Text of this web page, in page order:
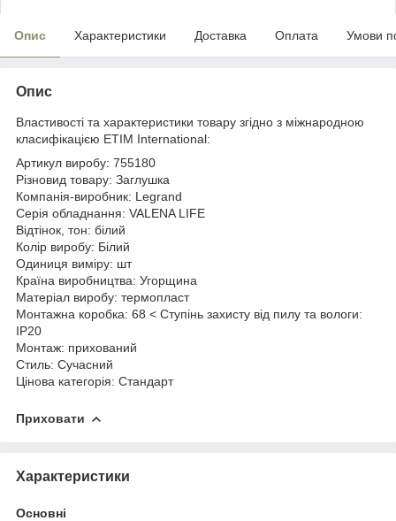
Опис Характеристики Доставка Оплата Умови
Опис
Властивості та характеристики товару згідно з міжнародною
класифікацією ETIM International:
Артикул виробу: 755180
Різновид товару: Заглушка
Компанія-виробник: Legrand
Серія обладнання: VALENA LIFE
Відтінок, тон: білий
Колір виробу: Білий
Одиниця виміру: шт
Країна виробництва: Угорщина
Матеріал виробу: термопласт
Монтажна коробка: 68 < Ступінь захисту від пилу та вологи:
IP20
Монтаж: прихований
Стиль: Сучасний
Цінова категорія: Стандарт
Приховати
Характеристики
Основні